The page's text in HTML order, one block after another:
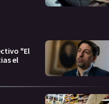
"El
el